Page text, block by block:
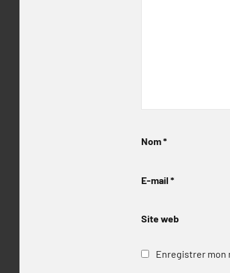
Nom*
E-mail *
Site web
Enregistrer mon